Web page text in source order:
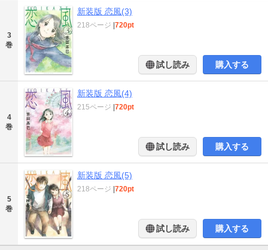
3
巻
新装版 恋風(3)
218ページ 720pt
試し読み 購入する
4
巻
新装版 恋風(4)
215ページ 720pt
試し読み 購入する
5
巻
新装版 恋風(5)
218ページ 720pt
試し読み 購入する